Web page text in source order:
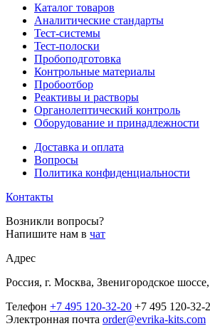
Каталог товаров
Аналитические стандарты
Тест-системы
Тест-полоски
Пробоподготовка
Контрольные материалы
Пробоотбор
Реактивы и растворы
Органолептический контроль
Оборудование и принадлежности
Доставка и оплата
Вопросы
Политика конфиденциальности
Контакты
Возникли вопросы?
Напишите нам в чат
Адрес
Россия, г. Москва, Звенигородское
Телефон +7 495 120-32-20 +7 495 120-32-
Электронная почта order@evrika-kits.com